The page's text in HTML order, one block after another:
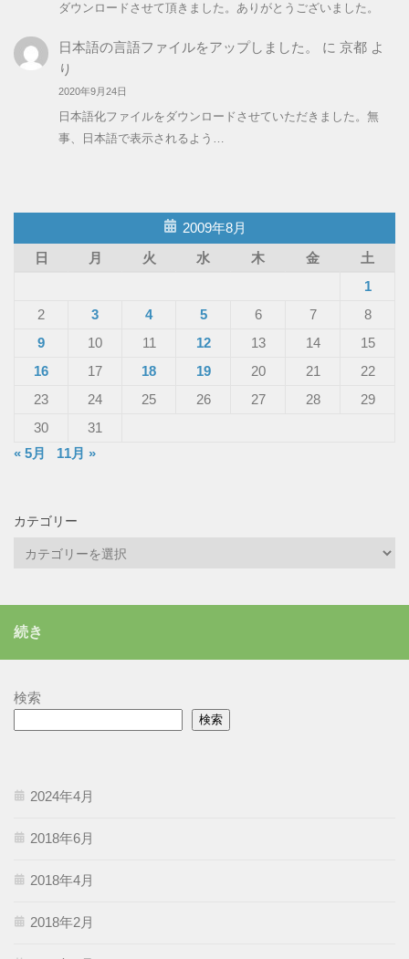
ダウンロードさせて頂きました。ありがとうございました。
日本語の言語ファイルをアップしました。 に 京都よ
り
2020年9月24日
日本語化ファイルをダウンロードさせていただきました。無
事、日本語で表示されるよう…
2009年8月
日
月 火 水 木 金
土
1
2
3 4 5 6 7
8
9
10 11 12 13 14
15
16
17 18 19 20 21
22
23
24 25 26 27 28
29
30
31
« 5月
11月 »
カテゴリー
ー
続き
検索
検索
2024年4月
2018年6月
2018年4月
2018年2月